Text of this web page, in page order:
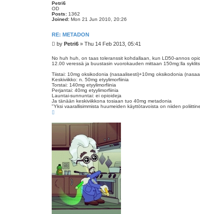
Petri6
OD
Posts: 1362
Joined: Mon 21 Jun 2010, 20:26
RE: METADON
P
s
t
by Petri6 » Thu 14 Feb 2013, 05:41
No huh huh, on taas toleranssit kohdallaan, kun LD50-annos
12.00 veressä ja buustasin vuorokauden mittaan 150mg:lla
Tiistai: 10mg oksikodonia (nasaalisesti)+10mg oksikodonia
Keskiviikko: n. 50mg etyylimorfiinia
Torstai: 140mg etyylimorfiinia
Perjantai: 40mg etyylimorfiinia
Launtai-sunnuntai: ei opioideja
Ja tänään keskiviikkona tosiaan tuo 40mg metadonia
"Yksi vaarallisimmista huumeiden käyttötavoista on niiden
p